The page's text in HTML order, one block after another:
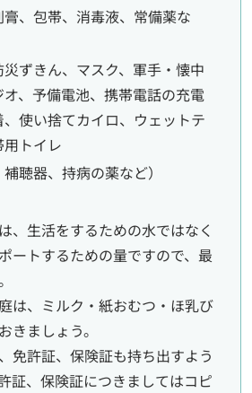
、包帯、消毒液、常備薬な
ずきん、マスク、軍手・懐中
、予備電池、携帯電話の充電
使い捨てカイロ、ウェットテ
トイレ
聴器、持病の薬など）
、生活をするための水ではなく
ートするための量ですので、最
は、ミルク・紙おむつ・ほ乳び
きましょう。
免許証、保険証も持ち出すよう
証、保険証につきましてはコピ